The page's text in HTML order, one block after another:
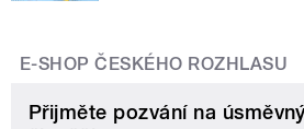
E-SHOP ČESKÉHO ROZHLASU
Přijměte pozvání na